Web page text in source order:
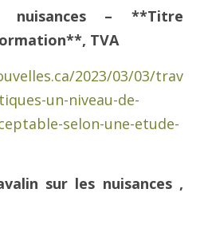
– **Titre
TVA
2023/03/03/
un-niveau-de-
selon-une-etude-
sur les nuisances ,